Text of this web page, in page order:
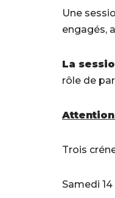
Une
engagés,
La
rôle de
Trois
Samedi